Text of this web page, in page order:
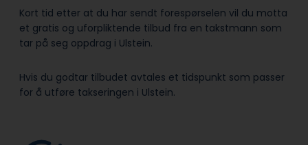
Kort tid etter at du har sendt forespørselen vil du motta
et gratis og uforpliktende tilbud fra en takstmann som
tar på seg oppdrag i Ulstein.
Hvis du godtar tilbudet avtales et tidspunkt som passer
for å utføre takseringen i Ulstein.